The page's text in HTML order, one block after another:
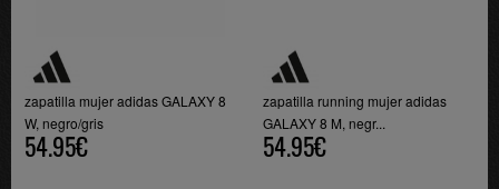
zapatilla mujer adidas GALAXY 8
W, negro/gris
54.95€
zapatilla running mujer adidas
GALAXY 8 M, negr...
54.95€